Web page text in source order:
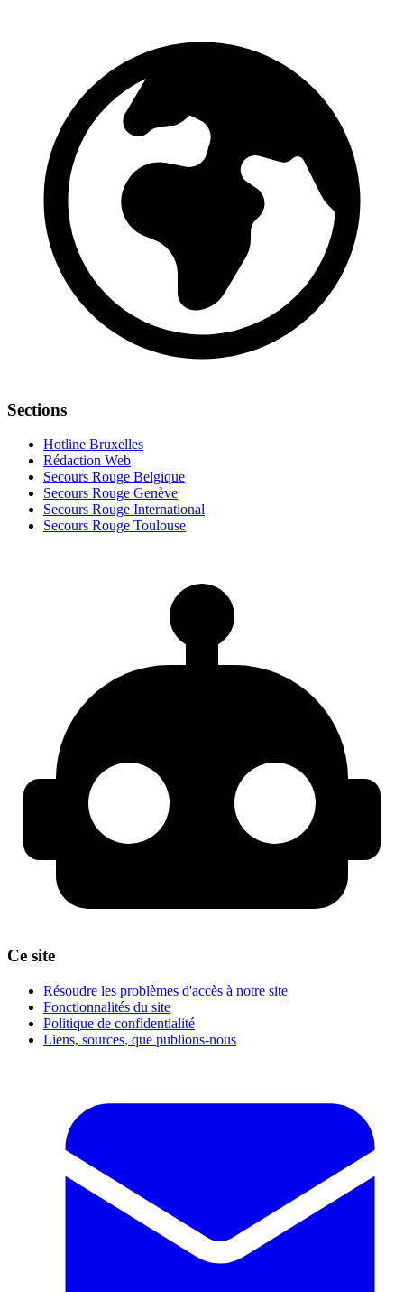
Sections
Hotline Bruxelles
Rédaction Web
Secours Rouge Belgique
Secours Rouge Genève
Secours Rouge International
Secours Rouge Toulouse
Ce site
Résoudre les problèmes d'accès à notre site
Fonctionnalités du site
Politique de confidentialité
Liens, sources, que publions-nous